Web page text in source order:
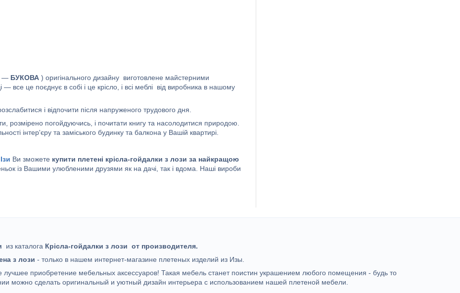
— БУКОВА ) оригінального дизайну виготовлене майстерними
— все це поєднує в собі і це крісло, і всі меблі від виробника в нашому
і відпочити після напруженого трудового дня.
розмірено погойдуючись, і почитати книгу та насолодитися природою.
інтер'єру та заміського будинку та балкона у Вашій квартирі.
Ви зможете купити плетені крісла-гойдалки з лози за найкращою
із Вашими улюбленими друзями як на дачі, так і вдома. Наші вироби
из каталога Крісла-гойдалки з лози от производителя.
з лози - только в нашем интернет-магазине плетеных изделий из Изы.
приобретение мебельных аксессуаров! Такая мебель станет поистин украшением любого помещения - будь то
можно сделать оригинальный и уютный дизайн интерьера с использованием нашей плетеной мебели.